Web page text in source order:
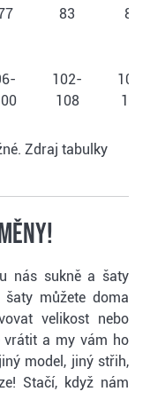
83
89
102-
108
108-
114
Zdraj tabulky
nás sukně a šaty
můžete doma
velikost nebo
vrátit a my vám ho
model, jiný střih,
Stačí, když nám